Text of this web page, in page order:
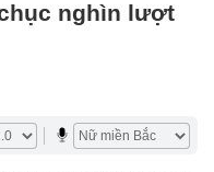
nghìn lượt